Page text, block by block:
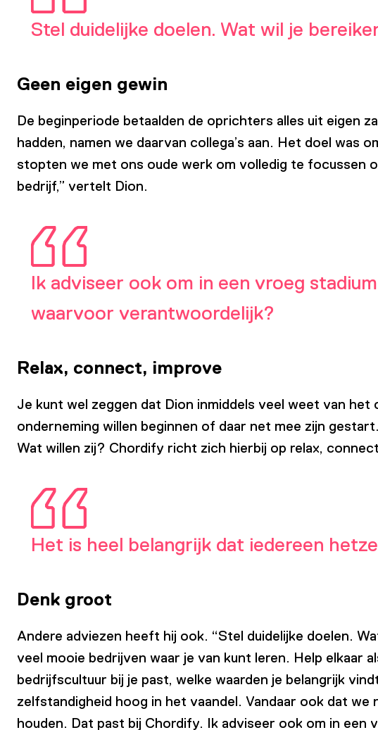
Stel duidelijke doelen. Wat wil je
Geen eigen gewin
De beginperiode betaalden de oprichters alles uit eigen
hadden, namen we daarvan collega’s aan. Het doel
stopten we met ons oude werk om volledig te focussen
bedrijf,” vertelt Dion.
Ik adviseer ook om in een vroeg
waarvoor verantwoordelijk?
Relax, connect, improve
Je kunt wel zeggen dat Dion inmiddels veel weet van
onderneming willen beginnen of daar net mee zijn
Wat willen zij? Chordify richt zich hierbij op relax,
Het is heel belangrijk dat iedereen
Denk groot
Andere adviezen heeft hij ook. “Stel duidelijke doelen.
veel mooie bedrijven waar je van kunt leren. Help elkaar
bedrijfscultuur bij je past, welke waarden je belangrijk
zelfstandigheid hoog in het vaandel. Vandaar ook dat
houden. Dat past bij Chordify. Ik adviseer ook om in